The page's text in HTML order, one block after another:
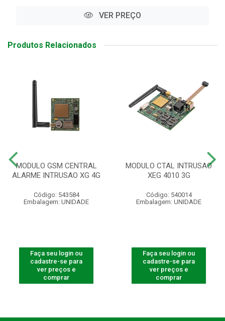
VER PREÇO
Produtos Relacionados
MODULO GSM CENTRAL
ALARME INTRUSAO XG 4G
Código: 543584
Embalagem: UNIDADE
Faça seu login ou
cadastre-se para
ver preços e
comprar
MODULO CTAL INTRUSAO
XEG 4010 3G
Código: 540014
Embalagem: UNIDADE
Faça seu login ou
cadastre-se para
ver preços e
comprar